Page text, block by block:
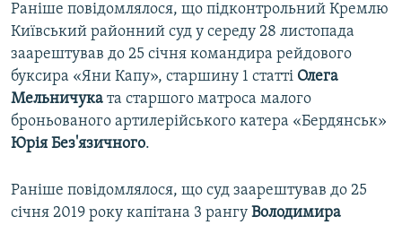
Раніше повідомлялося, що підконтрольний Кремлю
Київський районний суд у середу 28 листопада
заарештував до 25 січня командира рейдового
буксира «Яни Капу», старшину 1 статті Олега
Мельничука та старшого матроса малого
броньованого артилерійського катера «Бердянськ»
Юрія Без'язичного.
Раніше повідомлялося, що суд заарештував до 25
січня 2019 року капітана 3 рангу Володимира